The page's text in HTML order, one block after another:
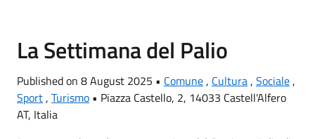
La Settimana del Palio
Published on 8 August 2025 • Comune, Cultura, Sociale,
Sport, Turismo • Piazza Castello, 2, 14033 Castell'Alfero
AT, Italia